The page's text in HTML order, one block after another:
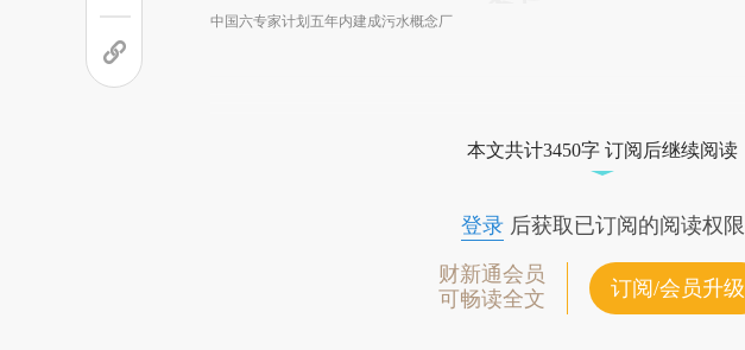
中国六专家计划五年内建成污水概念厂
本文共计3450字 订阅后继续阅读
登录后获取已订阅的阅读权限
财新通会员
可畅读全文
订阅/会员升级